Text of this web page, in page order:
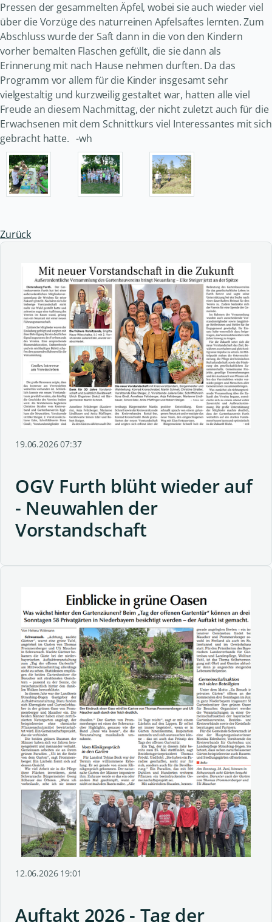
Pressen der gesammelten Äpfel, wobei sie auch wieder viel
über die Vorzüge des naturreinen Apfelsaftes lernten. Zum
Abschluss wurde der Saft dann in die von den Kindern
vorher bemalten Flaschen gefüllt, die sie dann als
Erinnerung mit nach Hause nehmen durften. Da das
Programm vor allem für die Kinder insgesamt sehr
vielgestaltig und kurzweilig gestaltet war, hatten alle viel
Freude an diesem Nachmittag, der nicht zuletzt auch für die
Erwachsenen mit dem Schnittkurs viel Interessantes mit sich
gebracht hatte. -wh
Zurück
19.06.2026 07:37
OGV Furth blüht wieder auf
- Neuwahlen der
Vorstandschaft
12.06.2026 19:01
Auftakt 2026 - Tag der